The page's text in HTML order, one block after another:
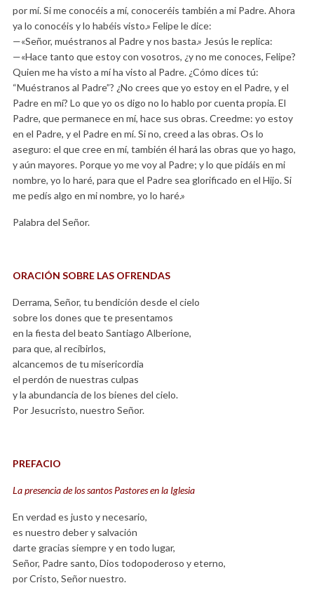
por mí. Si me conocéis a mí, conoceréis también a mi Padre. Ahora
ya lo conocéis y lo habéis visto.» Felipe le dice:
—«Señor, muéstranos al Padre y nos basta.» Jesús le replica:
—«Hace tanto que estoy con vosotros, ¿y no me conoces, Felipe?
Quien me ha visto a mí ha visto al Padre. ¿Cómo dices tú:
“Muéstranos al Padre”? ¿No crees que yo estoy en el Padre, y el
Padre en mí? Lo que yo os digo no lo hablo por cuenta propia. El
Padre, que permanece en mí, hace sus obras. Creedme: yo estoy
en el Padre, y el Padre en mí. Si no, creed a las obras. Os lo
aseguro: el que cree en mí, también él hará las obras que yo hago,
y aún mayores. Porque yo me voy al Padre; y lo que pidáis en mi
nombre, yo lo haré, para que el Padre sea glorificado en el Hijo. Si
me pedís algo en mi nombre, yo lo haré.»
Palabra del Señor.
ORACIÓN SOBRE LAS OFRENDAS
Derrama, Señor, tu bendición desde el cielo
sobre los dones que te presentamos
en la fiesta del beato Santiago Alberione,
para que, al recibirlos,
alcancemos de tu misericordia
el perdón de nuestras culpas
y la abundancia de los bienes del cielo.
Por Jesucristo, nuestro Señor.
PREFACIO
La presencia de los santos Pastores en la Iglesia
En verdad es justo y necesario,
es nuestro deber y salvación
darte gracias siempre y en todo lugar,
Señor, Padre santo, Dios todopoderoso y eterno,
por Cristo, Señor nuestro.